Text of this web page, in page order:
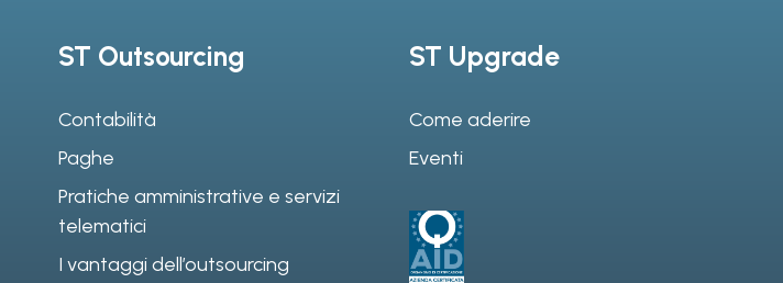
ST Outsourcing
Contabilità
Paghe
Pratiche amministrative e servizi
telematici
I vantaggi dell’outsourcing
ST Upgrade
Come aderire
Eventi